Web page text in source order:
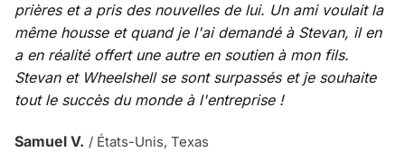
prières et a pris des nouvelles de lui. Un ami voulait la
même housse et quand je l'ai demandé à Stevan, il en
a en réalité offert une autre en soutien à mon fils.
Stevan et Wheelshell se sont surpassés et je souhaite
tout le succès du monde à l'entreprise !
Samuel V. / États-Unis, Texas